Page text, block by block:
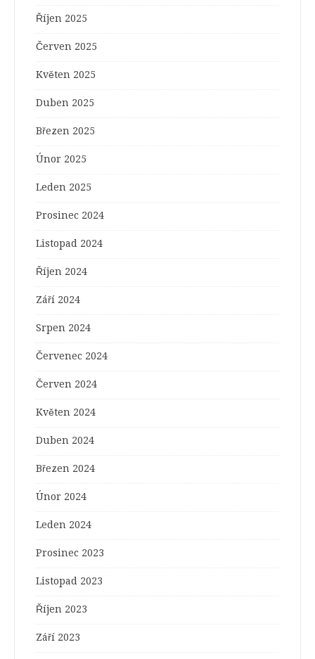
Říjen 2025
Červen 2025
Květen 2025
Duben 2025
Březen 2025
Únor 2025
Leden 2025
Prosinec 2024
Listopad 2024
Říjen 2024
Září 2024
Srpen 2024
Červenec 2024
Červen 2024
Květen 2024
Duben 2024
Březen 2024
Únor 2024
Leden 2024
Prosinec 2023
Listopad 2023
Říjen 2023
Září 2023